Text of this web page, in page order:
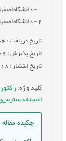
- دانشگاه
2- دانشگاه
تاریخ دریافت : 1397/06/04
تاریخ پذیرش : 1397/11/09
تاریخ انتشار : 1398/08/18
کلید واژه:
چکیده مقاله: